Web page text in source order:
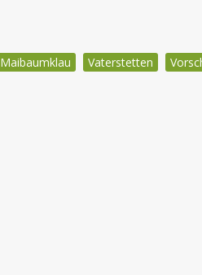
Maibaumklau Vaterstetten